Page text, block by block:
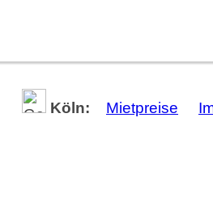
Köln: Mietpreise